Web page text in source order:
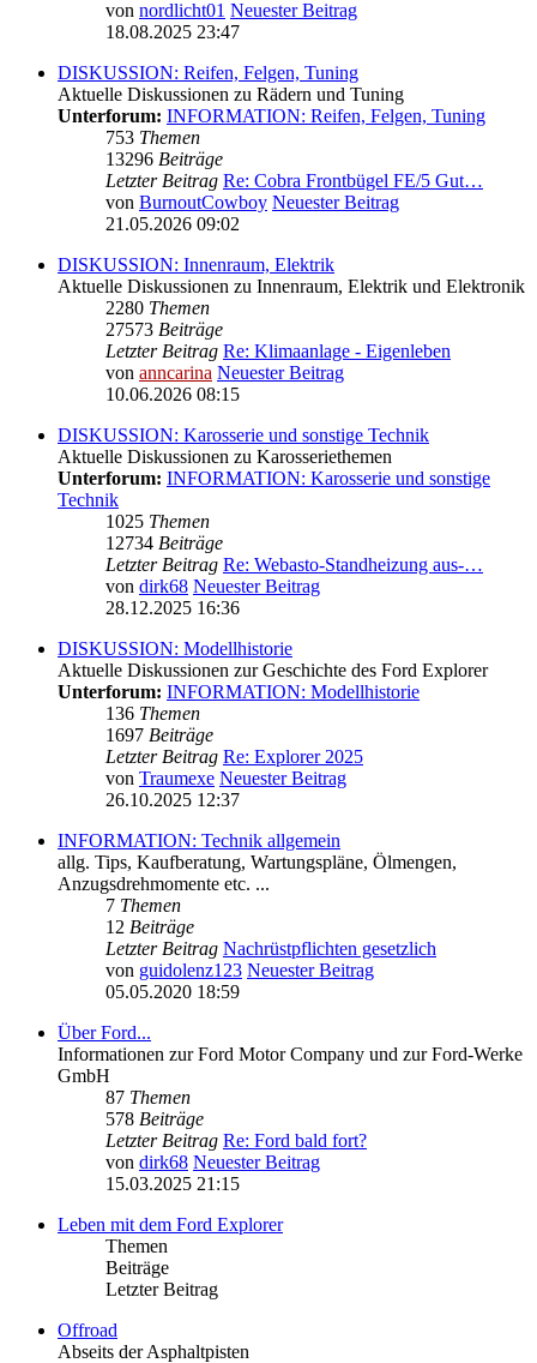
von nordlicht01 Neuester Beitrag
18.08.2025 23:47
DISKUSSION: Reifen, Felgen, Tuning
Aktuelle Diskussionen zu Rädern und Tuning
Unterforum: INFORMATION: Reifen, Felgen, Tuning
753 Themen
13296 Beiträge
Letzter Beitrag Re: Cobra Frontbügel FE/5 Gut…
von BurnoutCowboy Neuester Beitrag
21.05.2026 09:02
DISKUSSION: Innenraum, Elektrik
Aktuelle Diskussionen zu Innenraum, Elektrik und Elektronik
2280 Themen
27573 Beiträge
Letzter Beitrag Re: Klimaanlage - Eigenleben
von anncarina Neuester Beitrag
10.06.2026 08:15
DISKUSSION: Karosserie und sonstige Technik
Aktuelle Diskussionen zu Karosseriethemen
Unterforum: INFORMATION: Karosserie und sonstige
Technik
1025 Themen
12734 Beiträge
Letzter Beitrag Re: Webasto-Standheizung aus-…
von dirk68 Neuester Beitrag
28.12.2025 16:36
DISKUSSION: Modellhistorie
Aktuelle Diskussionen zur Geschichte des Ford Explorer
Unterforum: INFORMATION: Modellhistorie
136 Themen
1697 Beiträge
Letzter Beitrag Re: Explorer 2025
von Traumexe Neuester Beitrag
26.10.2025 12:37
INFORMATION: Technik allgemein
allg. Tips, Kaufberatung, Wartungspläne, Ölmengen,
Anzugsdrehmomente etc. ...
7 Themen
12 Beiträge
Letzter Beitrag Nachrüstpflichten gesetzlich
von guidolenz123 Neuester Beitrag
05.05.2020 18:59
Über Ford...
Informationen zur Ford Motor Company und zur Ford-Werke
GmbH
87 Themen
578 Beiträge
Letzter Beitrag Re: Ford bald fort?
von dirk68 Neuester Beitrag
15.03.2025 21:15
Leben mit dem Ford Explorer
Themen
Beiträge
Letzter Beitrag
Offroad
Abseits der Asphaltpisten